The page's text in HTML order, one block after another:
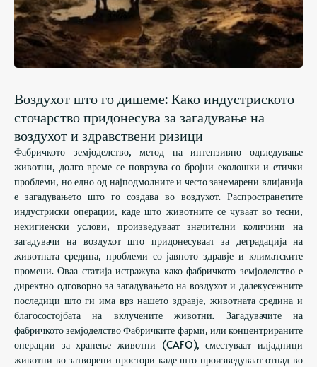
Воздухот што го дишеме: Како индустриското
сточарство придонесува за загадување на
воздухот и здравствени ризици
Фабричкото земјоделство, метод на интензивно одгледување
животни, долго време се поврзува со бројни еколошки и етички
проблеми, но едно од најподмолните и често занемарени влијанија
е загадувањето што го создава во воздухот. Распространетите
индустриски операции, каде што животните се чуваат во тесни,
нехигиенски услови, произведуваат значителни количини на
загадувачи на воздухот што придонесуваат за деградација на
животната средина, проблеми со јавното здравје и климатските
промени. Оваа статија истражува како фабричкото земјоделство е
директно одговорно за загадувањето на воздухот и далекусежните
последици што ги има врз нашето здравје, животната средина и
благосостојбата на вклучените животни. Загадувачите на
фабричкото земјоделство Фабричките фарми, или концентрираните
операции за хранење животни (CAFO), сместуваат илјадници
животни во затворени простори каде што произведуваат отпад во